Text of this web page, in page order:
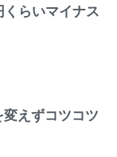
らいマイナス
えずコツコツ